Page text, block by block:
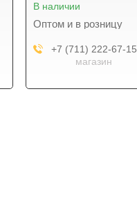
В наличии
Оптом и в розницу
+7 (711) 222-67-15
магазин